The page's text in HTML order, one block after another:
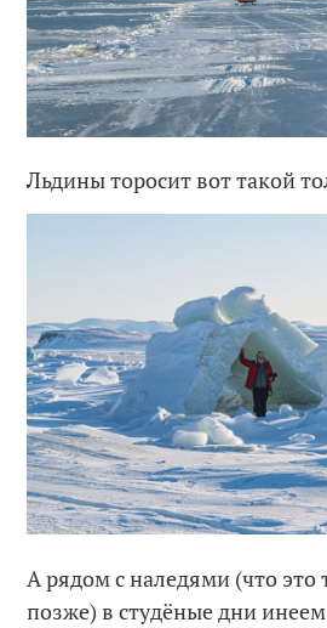
Льдины торосит вот такой
А рядом с наледями (что это
позже) в студёные дни